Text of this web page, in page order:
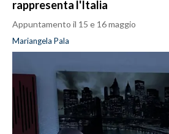
rappresenta l'Italia
Appuntamento il 15 e 16 maggio
Mariangela Pala